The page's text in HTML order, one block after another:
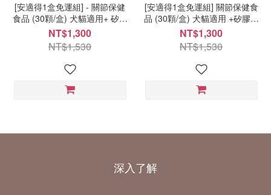
[安適得1盒免運組] - 關節保健
食品 (30顆/盒) 犬貓適用+ 矽膠
摺疊碗 - 狗狗包裝
NT$1,300
NT$1,530
[安適得1盒免運組] 關節保健食
品 (30顆/盒) 犬貓適用 +矽膠摺
疊碗 - 貓咪包裝
NT$1,300
NT$1,530
深入了解